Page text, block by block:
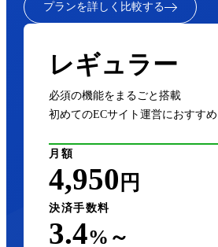
プランを詳しく比較する
レギュラー
必須の機能をまるごと搭載
初めてのECサイト運営におすすめ
月額
4,950 円
決済手数料
3.4%～